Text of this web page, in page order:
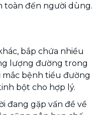
toàn đến người dùng.
bắp chứa nhiều
lượng đường trong
mắc bệnh tiểu đường
bột cho hợp lý.
đang gặp vấn đề về